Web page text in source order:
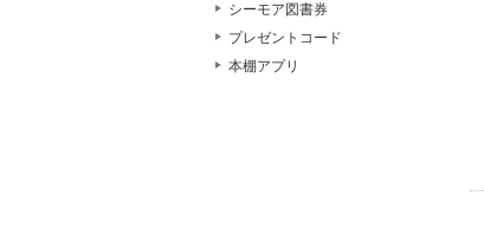
シーモア図書券
プレゼントコード
本棚アプリ